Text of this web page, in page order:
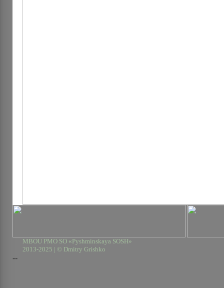
MBOU PMO SO «Pyshminskaya SOSH»
2013-2025 | © Dmitry Grishko
--